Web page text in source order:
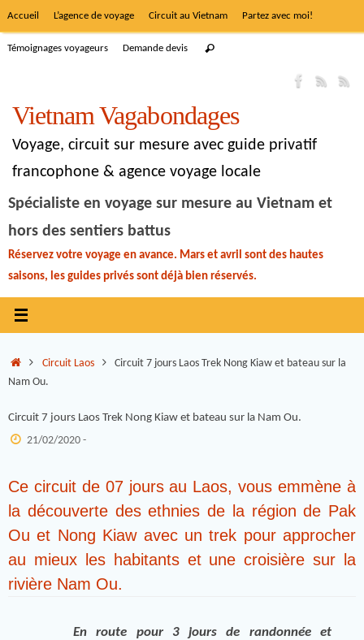
Accueil L’agence de voyage Circuit au Vietnam Partez avec moi!
Témoignages voyageurs Demande devis
Vietnam Vagabondages
Voyage, circuit sur mesure avec guide privatif
francophone & agence voyage locale
Spécialiste en voyage sur mesure au Vietnam et
hors des sentiers battus
Réservez votre voyage en avance. Mars et avril sont des hautes
saisons, les guides privés sont déjà bien réservés.
Circuit Laos
Circuit 7 jours Laos Trek Nong Kiaw et bateau sur la
Nam Ou.
Circuit 7 jours Laos Trek Nong Kiaw et bateau sur la Nam Ou.
21/02/2020 -
Ce circuit de 07 jours au Laos, vous emmène à
la découverte des ethnies de la région de Pak
Ou et Nong Kiaw avec un trek pour approcher
au mieux les habitants et une croisière sur la
rivière Nam Ou.
En route pour 3 jours de randonnée et